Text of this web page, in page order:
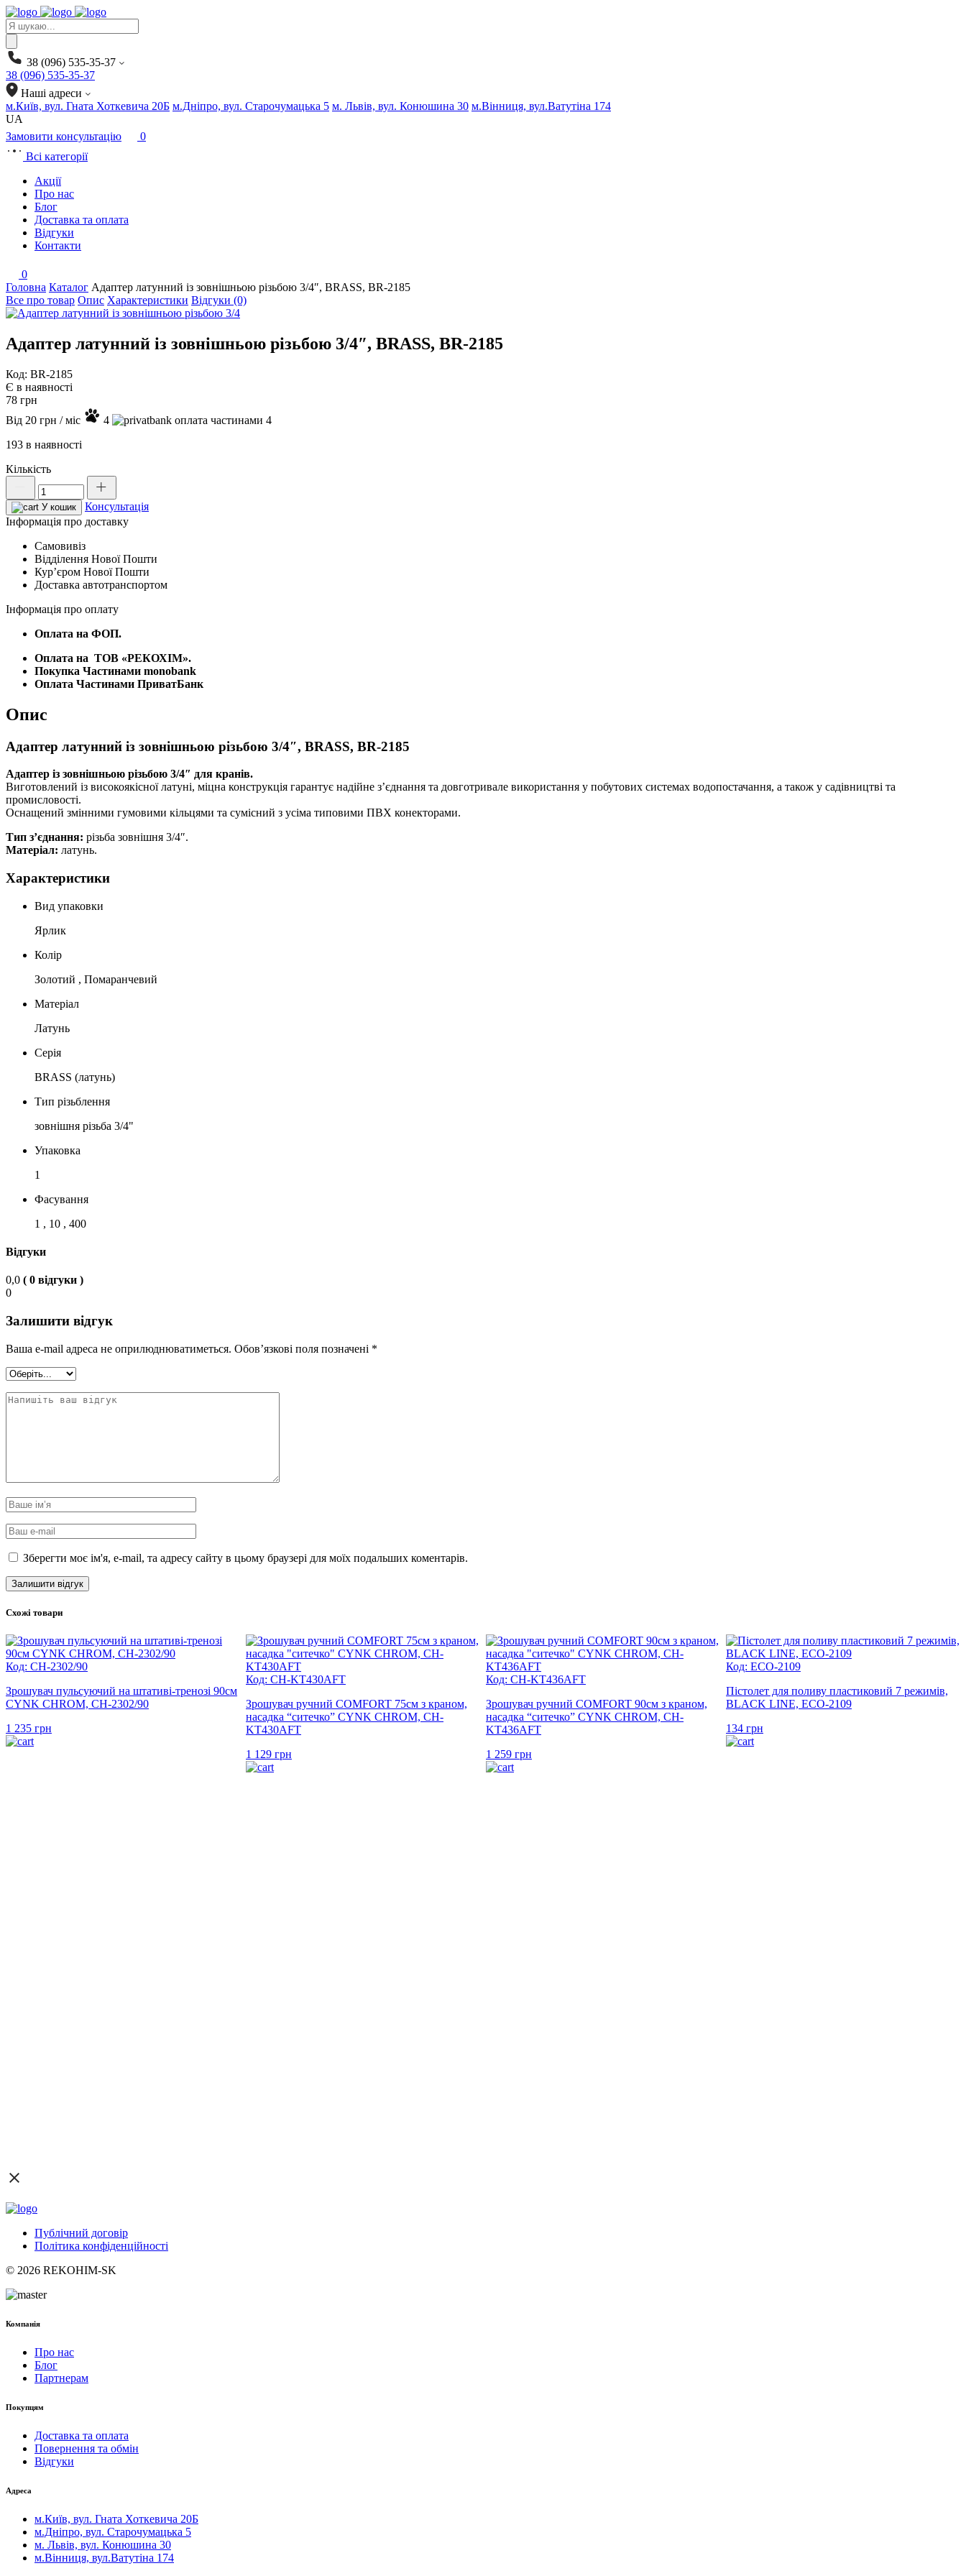
Products
search
38 (096) 535-35-37
38 (096) 535-35-37
Наші адреси
м.Київ, вул. Гната Хоткевича 20Б м.Дніпро, вул. Старочумацька 5 м. Львів, вул. Конюшина 30 м.Вінниця, вул.Ватутіна 174
UA
Замовити консультацію
0
Всі категорії
Акції
Про нас
Блог
Доставка та оплата
Відгуки
Контакти
0
Головна Каталог Адаптер латунний із зовнішньою різьбою 3/4″, BRASS, BR-2185
Все про товар Опис Характеристики Відгуки (0)
Адаптер латунний із зовнішньою різьбою 3/4″, BRASS, BR-2185
Код: BR-2185
Є в наявності
78 грн
Від 20 грн / міс 4
4
193 в наявності
Кількість
латунний
із
зовнішньою
3/4",
BRASS,
BR-
2185
У кошик
Консультація
Інформація про доставку
Самовивіз
Відділення Нової Пошти
Курʼєром Нової Пошти
Доставка автотранспортом
Інформація про оплату
Оплата на ФОП.
Оплата на ТОВ «РЕКОХІМ».
Покупка Частинами monobank
Оплата Частинами ПриватБанк
Опис
Адаптер латунний із зовнішньою різьбою 3/4″, BRASS, BR-2185
Адаптер із зовнішньою різьбою 3/4″ для кранів.
Виготовлений із високоякісної латуні, міцна конструкція гарантує надійне з’єднання та довготривале використання у побутових системах водопостачання, а також у садівництві та
промисловості.
Оснащений змінними гумовими кільцями та сумісний з усіма типовими ПВХ конекторами.
Тип з’єднання: різьба зовнішня 3/4″.
Матеріал: латунь.
Характеристики
Вид упаковки
Ярлик
Колір
Золотий , Помаранчевий
Матеріал
Латунь
Серія
BRASS (латунь)
Тип різьблення
зовнішня різьба 3/4"
Упаковка
1
Фасування
1 , 10 , 400
Відгуки
0,0 ( 0 відгуки )
0
Залишити відгук
Ваша e-mail адреса не оприлюднюватиметься. Обов’язкові поля позначені *
Зберегти моє ім'я, e-mail, та адресу сайту в цьому браузері для моїх подальших коментарів.
Схожі товари
Код: CH-2302/90
Зрошувач пульсуючий на штативі-тренозі 90см
CYNK CHROM, CH-2302/90
1 235 грн
Код: CH-KT430AFT
Зрошувач ручний COMFORT 75см з краном,
насадка “ситечко” CYNK CHROM, CH-
KT430AFT
1 129 грн
Код: CH-KT436AFT
Зрошувач ручний COMFORT 90см з краном,
насадка “ситечко” CYNK CHROM, CH-
KT436AFT
1 259 грн
Код: ECO-2109
Пістолет для поливу пластиковий 7 режимів,
BLACK LINE, ECO-2109
134 грн
Публічний договір
Політика конфіденційності
© 2026 REKOHIM-SK
Компанія
Про нас
Блог
Партнерам
Покупцям
Доставка та оплата
Повернення та обмін
Відгуки
Адреса
м.Київ, вул. Гната Хоткевича 20Б
м.Дніпро, вул. Старочумацька 5
м. Львів, вул. Конюшина 30
м.Вінниця, вул.Ватутіна 174